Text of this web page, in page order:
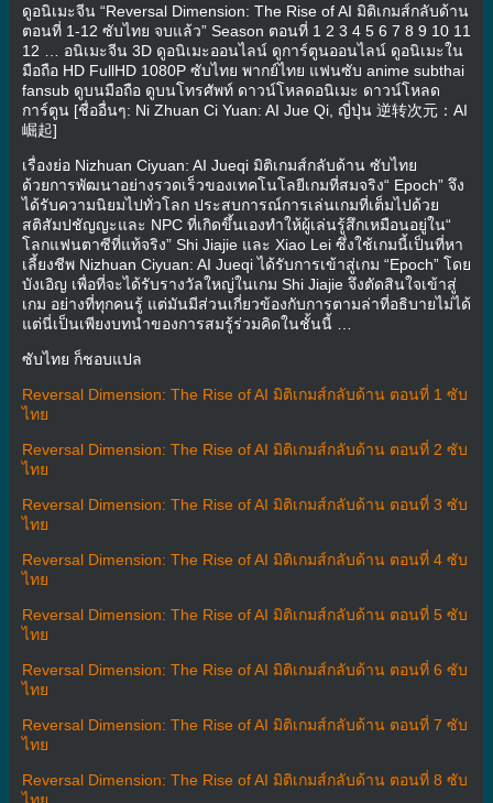
ดูอนิเมะจีน “Reversal Dimension: The Rise of AI มิติเกมส์กลับด้าน
ตอนที่ 1-12 ซับไทย จบแล้ว” Season ตอนที่ 1 2 3 4 5 6 7 8 9 10 11
12 … อนิเมะจีน 3D ดูอนิเมะออนไลน์ ดูการ์ตูนออนไลน์ ดูอนิเมะใน
มือถือ HD FullHD 1080P ซับไทย พากย์ไทย แฟนซับ anime subthai
fansub ดูบนมือถือ ดูบนโทรศัพท์ ดาวน์โหลดอนิเมะ ดาวน์โหลด
การ์ตูน [ชื่ออื่นๆ: Ni Zhuan Ci Yuan: AI Jue Qi, ญี่ปุ่น 逆转次元：AI
崛起]
เรื่องย่อ Nizhuan Ciyuan: AI Jueqi มิติเกมส์กลับด้าน ซับไทย
ด้วยการพัฒนาอย่างรวดเร็วของเทคโนโลยีเกมที่สมจริง“ Epoch” จึง
ได้รับความนิยมไปทั่วโลก ประสบการณ์การเล่นเกมที่เต็มไปด้วย
สติสัมปชัญญะและ NPC ที่เกิดขึ้นเองทำให้ผู้เล่นรู้สึกเหมือนอยู่ใน“
โลกแฟนตาซีที่แท้จริง” Shi Jiajie และ Xiao Lei ซึ่งใช้เกมนี้เป็นที่หา
เลี้ยงชีพ Nizhuan Ciyuan: AI Jueqi ได้รับการเข้าสู่เกม “Epoch” โดย
บังเอิญ เพื่อที่จะได้รับรางวัลใหญ่ในเกม Shi Jiajie จึงตัดสินใจเข้าสู่
เกม อย่างที่ทุกคนรู้ แต่มันมีส่วนเกี่ยวข้องกับการตามล่าที่อธิบายไม่ได้
แต่นี่เป็นเพียงบทนำของการสมรู้ร่วมคิดในชั้นนี้ …
ซับไทย ก็ชอบแปล
Reversal Dimension: The Rise of AI มิติเกมส์กลับด้าน ตอนที่ 1 ซับ
ไทย
Reversal Dimension: The Rise of AI มิติเกมส์กลับด้าน ตอนที่ 2 ซับ
ไทย
Reversal Dimension: The Rise of AI มิติเกมส์กลับด้าน ตอนที่ 3 ซับ
ไทย
Reversal Dimension: The Rise of AI มิติเกมส์กลับด้าน ตอนที่ 4 ซับ
ไทย
Reversal Dimension: The Rise of AI มิติเกมส์กลับด้าน ตอนที่ 5 ซับ
ไทย
Reversal Dimension: The Rise of AI มิติเกมส์กลับด้าน ตอนที่ 6 ซับ
ไทย
Reversal Dimension: The Rise of AI มิติเกมส์กลับด้าน ตอนที่ 7 ซับ
ไทย
Reversal Dimension: The Rise of AI มิติเกมส์กลับด้าน ตอนที่ 8 ซับ